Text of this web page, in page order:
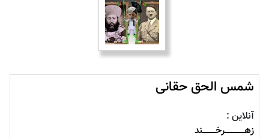
شمس الحق حقانی
آنلاین :
زهــــــــــــــــرخـــــــــــند